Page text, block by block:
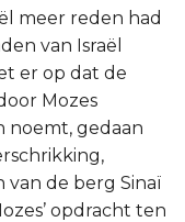
meer reden had
van Israël
er op dat de
Mozes
noemt, gedaan
van de berg Sinaï
opdracht ten